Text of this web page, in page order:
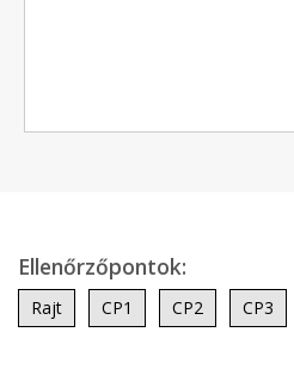
Ellenőrzőpontok:
Rajt CP1 CP2 CP3